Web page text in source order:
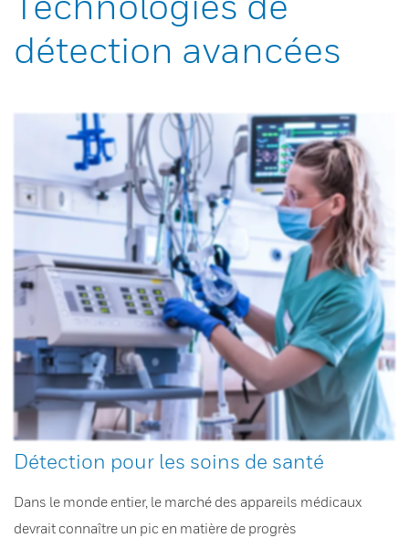
détection avancées
Détection pour les soins de santé
Dans le monde entier, le marché des appareils médicaux
devrait connaître un pic en matière de progrès